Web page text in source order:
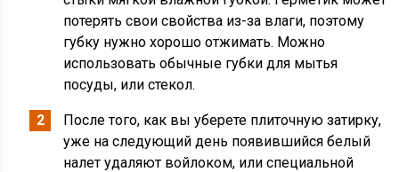
потерять свои свойства из-за влаги, поэтому
губку нужно хорошо отжимать. Можно
использовать обычные губки для мытья
посуды, или стекол.
После того, как вы уберете плиточную затирку,
уже на следующий день появившийся белый
налет удаляют войлоком, или специальной